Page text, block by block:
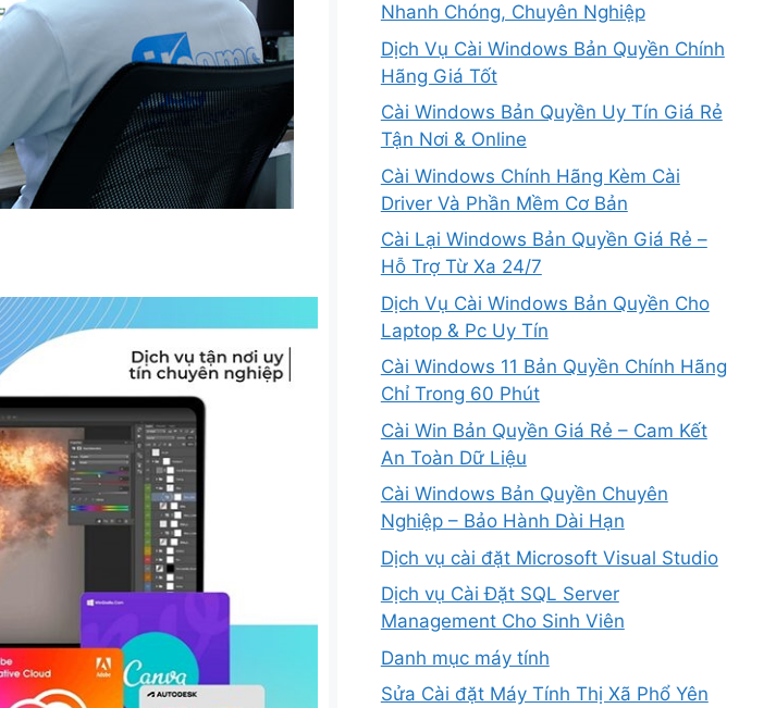
Nhanh Chóng, Chuyên Nghiệp
Dịch Vụ Cài Windows Bản Quyền Chính
Hãng Giá Tốt
Cài Windows Bản Quyền Uy Tín Giá Rẻ
Tận Nơi & Online
Cài Windows Chính Hãng Kèm Cài
Driver Và Phần Mềm Cơ Bản
Cài Lại Windows Bản Quyền Giá Rẻ –
Hỗ Trợ Từ Xa 24/7
Dịch Vụ Cài Windows Bản Quyền Cho
Laptop & Pc Uy Tín
Cài Windows 11 Bản Quyền Chính Hãng
Chỉ Trong 60 Phút
Cài Win Bản Quyền Giá Rẻ – Cam Kết
An Toàn Dữ Liệu
Cài Windows Bản Quyền Chuyên
Nghiệp – Bảo Hành Dài Hạn
Dịch vụ cài đặt Microsoft Visual Studio
Dịch vụ Cài Đặt SQL Server
Management Cho Sinh Viên
Danh mục máy tính
Sửa Cài đặt Máy Tính Thị Xã Phổ Yên